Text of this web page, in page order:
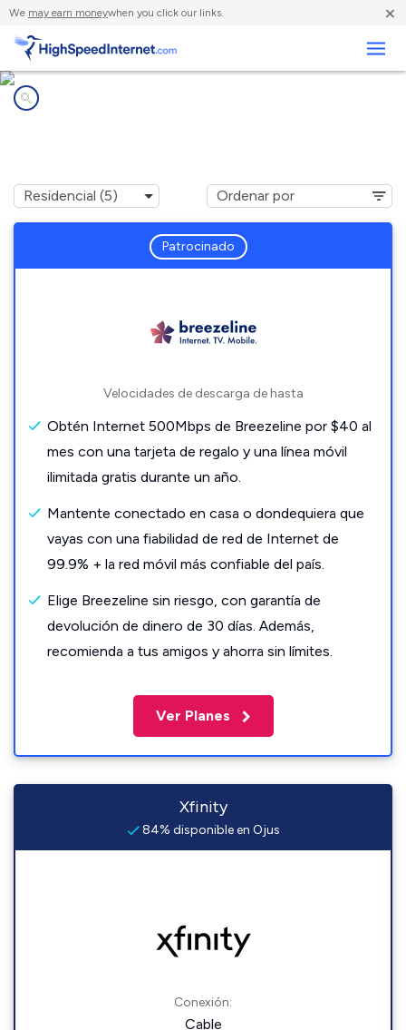
We may earn moneywhen you click our links. ×
Patrocinado
Velocidades de descarga de hasta
Obtén Internet 500Mbps de Breezeline por $40 al
mes con una tarjeta de regalo y una línea móvil
ilimitada gratis durante un año.
Mantente conectado en casa o dondequiera que
vayas con una fiabilidad de red de Internet de
99.9% + la red móvil más confiable del país.
Elige Breezeline sin riesgo, con garantía de
devolución de dinero de 30 días. Además,
recomienda a tus amigos y ahorra sin límites.
Ver Planes
Xfinity
84% disponible en Ojus
Conexión:
Cable